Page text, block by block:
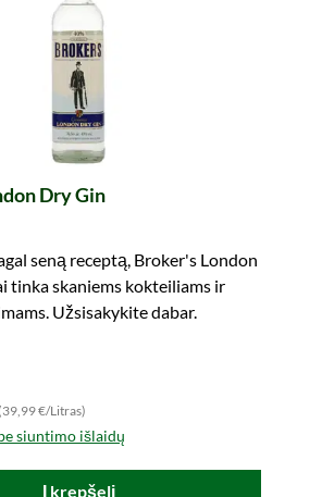
Dry Gin
seną receptą, Broker's London
tinka skaniems kokteiliams ir
Užsisakykite dabar.
€/Litras)
siuntimo išlaidų
Į krepšelį